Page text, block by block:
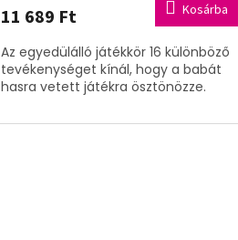
11 689 Ft Kosárba
Az egyedülálló játékkör 16 különböző
tevékenységet kínál, hogy a babát
hasra vetett játékra ösztönözze.